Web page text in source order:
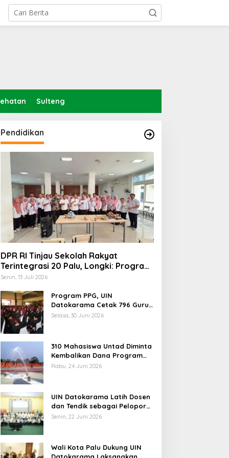
Sulteng
Pendidikan
DPR RI Tinjau Sekolah Rakyat
Terintegrasi 20 Palu, Longki: Program
Prabowo Angkat Martabat Anak
Senin, 13 Juli 2026
Program PPG, UIN
Datokarama Cetak 796 Guru
Profesional
Selasa, 30 Juni 2026
310 Mahasiswa Untad Diminta
Kembalikan Dana Program
Berani Cerdas, Kadisdik
Rabu, 24 Juni 2026
UIN Datokarama Latih Dosen
dan Tendik sebagai Pelopor
Moderasi Beragama
Senin, 22 Juni 2026
Wali Kota Palu Dukung UIN